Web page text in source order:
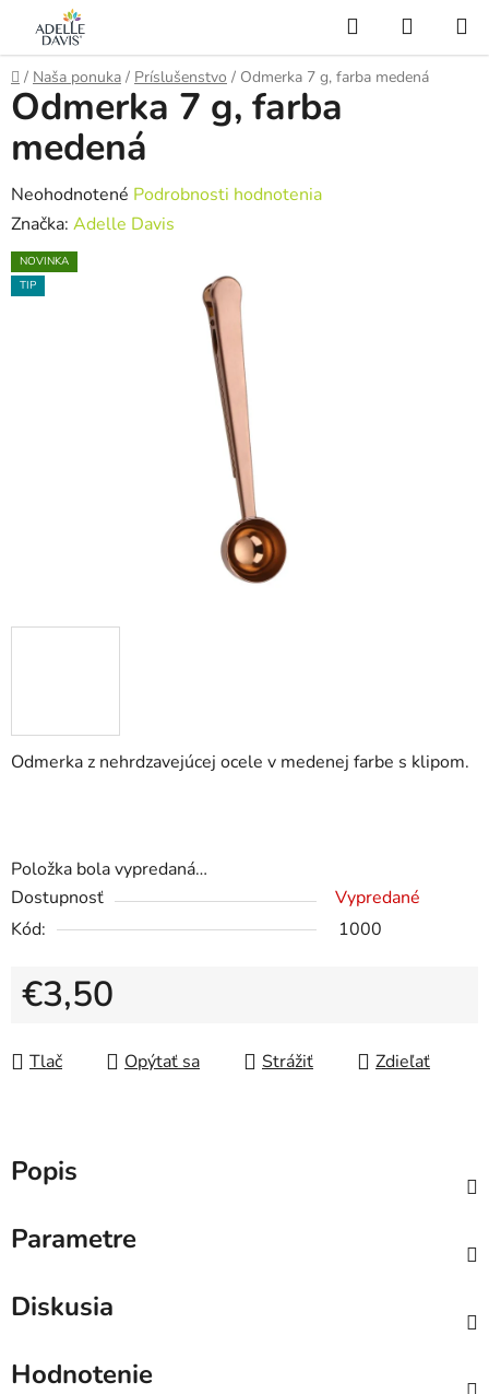
obsah
Hľadať
KOŠÍK
Domov
/ Naša ponuka / Príslušenstvo / Odmerka 7 g, farba medená
Odmerka z nehrdzavejúcej ocele v medenej farbe s klipom.
Položka bola vypredaná…
Dostupnosť
Vypredané
Kód:
1000
€3,50
Tlač
Opýtať sa Strážiť Zdieľať
Odmerka 7 g, farba
medená
Priemerné
hodnotenie
produktu
je
Neohodnotené Podrobnosti hodnotenia
Značka: Adelle Davis
NOVINKA
TIP
Popis
Parametre
Diskusia
Hodnotenie
AI Asistent